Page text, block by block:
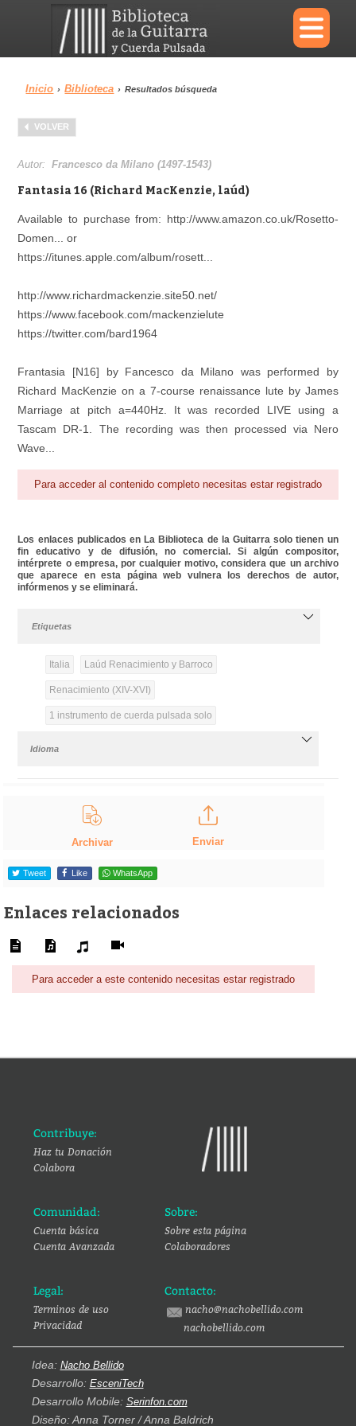
×
Menu
Biblioteca
Área personal
Inicio › Biblioteca › Resultados búsqueda
VOLVER
Autor:Francesco da Milano (1497-1543)
Fantasia 16 (Richard MacKenzie, laúd)
Available to purchase from: http://www.amazon.co.uk/Rosetto-
Domen... or
https://itunes.apple.com/album/rosett...
http://www.richardmackenzie.site50.net/
https://www.facebook.com/mackenzielute
https://twitter.com/bard1964
Frantasia [N16] by Fancesco da Milano was performed by
Richard MacKenzie on a 7-course renaissance lute by James
Marriage at pitch a=440Hz. It was recorded LIVE using a
Tascam DR-1. The recording was then processed via Nero
Wave...
Para acceder al contenido completo necesitas estar registrado
Los enlaces publicados en La Biblioteca de la Guitarra solo tienen un
fin educativo y de difusión, no comercial. Si algún compositor,
intérprete o empresa, por cualquier motivo, considera que un archivo
que aparece en esta página web vulnera los derechos de autor,
infórmenos y se eliminará.
Etiquetas
Italia Laúd Renacimiento y Barroco
Renacimiento (XIV-XVI)
1 instrumento de cuerda pulsada solo
Idioma
Archivar Enviar
Tweet Like WhatsApp
Enlaces relacionados
Para acceder a este contenido necesitas estar registrado
Contribuye:
Haz tu Donación
Colabora
Comunidad:
Cuenta básica
Cuenta Avanzada
Sobre:
Sobre esta página
Colaboradores
Legal:
Terminos de uso
Privacidad
Contacto:
nacho@nachobellido.com
nachobellido.com
Idea: Nacho Bellido
Desarrollo: EsceniTech
Desarrollo Mobile: Serinfon.com
Diseño: Anna Torner / Anna Baldrich